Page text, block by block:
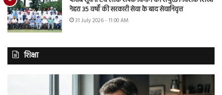
नेहरा 35 वर्षों की सरकारी सेवा के बाद सेवानिवृत्त
31 July 2026 - 11:00 AM
शिक्षा